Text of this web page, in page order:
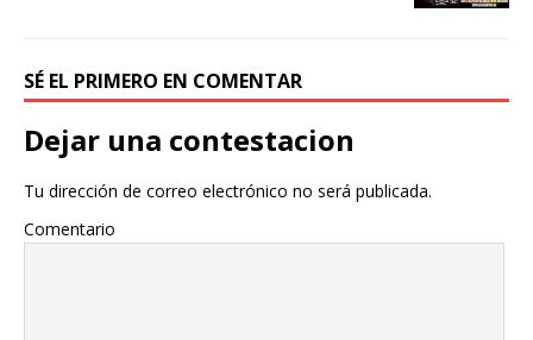
SÉ EL PRIMERO EN COMENTAR
Dejar una contestacion
Tu dirección de correo electrónico no será publicada.
Comentario